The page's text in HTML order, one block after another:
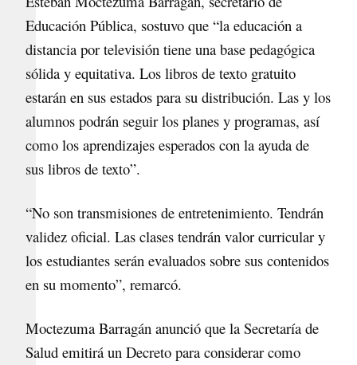
Educación Pública, sostuvo que “la educación a
distancia por televisión tiene una base pedagógica
sólida y equitativa. Los libros de texto gratuito
estarán en sus estados para su distribución. Las y los
alumnos podrán seguir los planes y programas, así
como los aprendizajes esperados con la ayuda de
sus libros de texto”.
“No son transmisiones de entretenimiento. Tendrán
validez oficial. Las clases tendrán valor curricular y
los estudiantes serán evaluados sobre sus contenidos
en su momento”, remarcó.
Moctezuma Barragán anunció que la Secretaría de
Salud emitirá un Decreto para considerar como